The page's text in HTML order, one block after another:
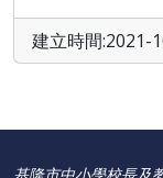
建立時間:2021-